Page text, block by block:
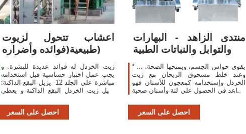
اعشاب تتحول لزيوت
طبيعية(فوائده وأضراره)
زيت الخردل له فوائد عديدة للبشرة. و
يجب عمل اختبار حساسية قبل استخدامه
مباشرة علي الجلد 12- يزيل البقع الداكنة:
يزيل زيت الخردل البقع الداكنة و يعطي
احصل على السعر
منتدى الزاهد - البهارات
والتوابل والنباتات الطبية
* يقوي حواس الجسم، ويمنحها الصحة. ...
وعند خلط مسحوق الريحان مع زيت
الخردل وإستخدامه كمعجون للأسنان فهو
يساعد في الحصول علي لثة وأسنان صحية
لتنظيف ...
احصل على السعر